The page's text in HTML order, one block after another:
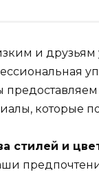
и
которые
стилей и